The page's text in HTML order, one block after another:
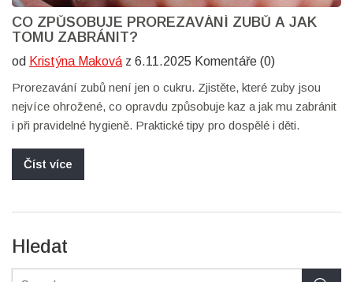
CO ZPŮSOBUJE PROREZAVÁNÍ ZUBŮ A JAK
TOMU ZABRÁNIT?
od Kristýna Maková z 6.11.2025 Komentáře (0)
Prorezavání zubů není jen o cukru. Zjistěte, které zuby jsou
nejvíce ohrožené, co opravdu způsobuje kaz a jak mu zabránit
i při pravidelné hygieně. Praktické tipy pro dospělé i děti.
Číst více
Hledat